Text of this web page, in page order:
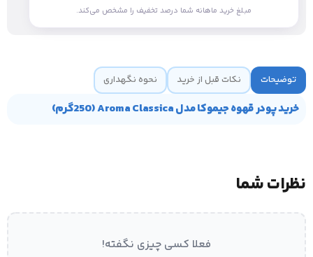
مبلغ خرید ماهانه شما درصد تخفیف را مشخص می‌کند.
توضیحات نکات قبل از خرید نحوه نگهداری
خرید پودر قهوه جیموکا مدل Aroma Classica (250گرم)
نظرات شما
فعلا کسی چیزی نگفته!